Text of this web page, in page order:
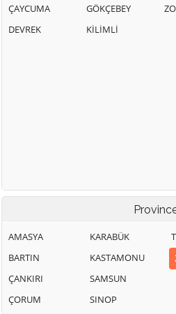
ÇAYCUMA
DEVREK
GÖKÇEBEY
KİLİMLİ
AMASYA
BARTIN
ÇANKIRI
ÇORUM
KARABÜK
KASTAMONU
SAMSUN
SINOP